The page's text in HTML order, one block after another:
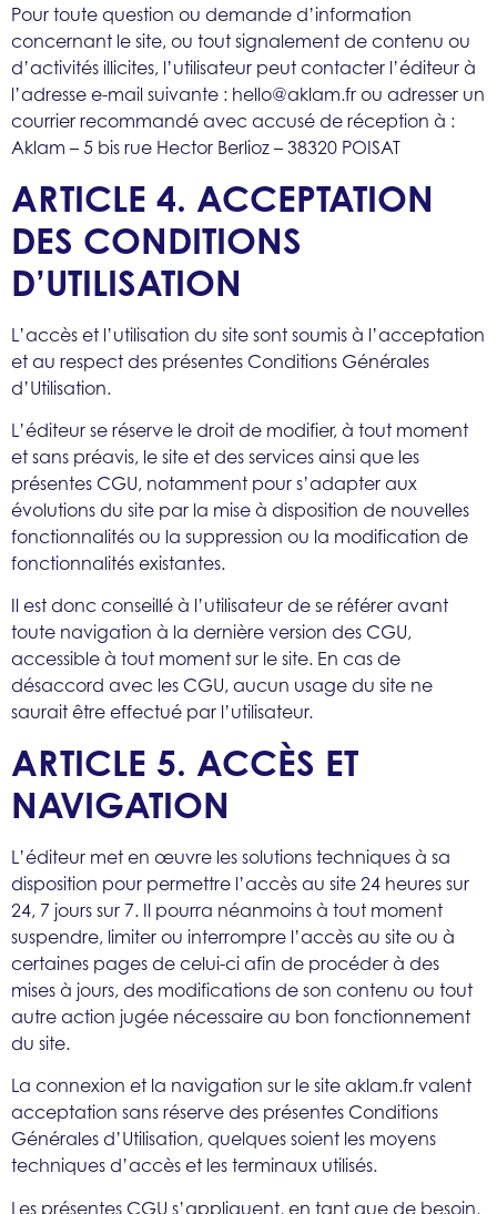
Pour toute question ou demande d’information
concernant le site, ou tout signalement de contenu ou
d’activités illicites, l’utilisateur peut contacter l’éditeur à
l’adresse e-mail suivante : hello@aklam.fr ou adresser un
courrier recommandé avec accusé de réception à :
Aklam – 5 bis rue Hector Berlioz – 38320 POISAT
ARTICLE 4. ACCEPTATION
DES CONDITIONS
D’UTILISATION
L’accès et l’utilisation du site sont soumis à l’acceptation
et au respect des présentes Conditions Générales
d’Utilisation.
L’éditeur se réserve le droit de modifier, à tout moment
et sans préavis, le site et des services ainsi que les
présentes CGU, notamment pour s’adapter aux
évolutions du site par la mise à disposition de nouvelles
fonctionnalités ou la suppression ou la modification de
fonctionnalités existantes.
Il est donc conseillé à l’utilisateur de se référer avant
toute navigation à la dernière version des CGU,
accessible à tout moment sur le site. En cas de
désaccord avec les CGU, aucun usage du site ne
saurait être effectué par l’utilisateur.
ARTICLE 5. ACCÈS ET
NAVIGATION
L’éditeur met en œuvre les solutions techniques à sa
disposition pour permettre l’accès au site 24 heures sur
24, 7 jours sur 7. Il pourra néanmoins à tout moment
suspendre, limiter ou interrompre l’accès au site ou à
certaines pages de celui-ci afin de procéder à des
mises à jours, des modifications de son contenu ou tout
autre action jugée nécessaire au bon fonctionnement
du site.
La connexion et la navigation sur le site aklam.fr valent
acceptation sans réserve des présentes Conditions
Générales d’Utilisation, quelques soient les moyens
techniques d’accès et les terminaux utilisés.
Les présentes CGU s’appliquent, en tant que de besoin,